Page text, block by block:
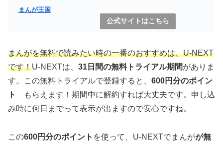
まんが王国
公式サイトはこちら
まんがを無料で読みたい時の一番のおすすめは、U-NEXT
です！U-NEXTは、 31日間の無料トライアル期間がありま
す。この無料トライアルで登録すると、 600円分のポイン
ト
もらえます！期間中に解約すれば大丈夫です。申し込
み時に何日までって表示が出ますので安心ですね。
この600円分のポイント を使って、U-NEXTでまんがが無